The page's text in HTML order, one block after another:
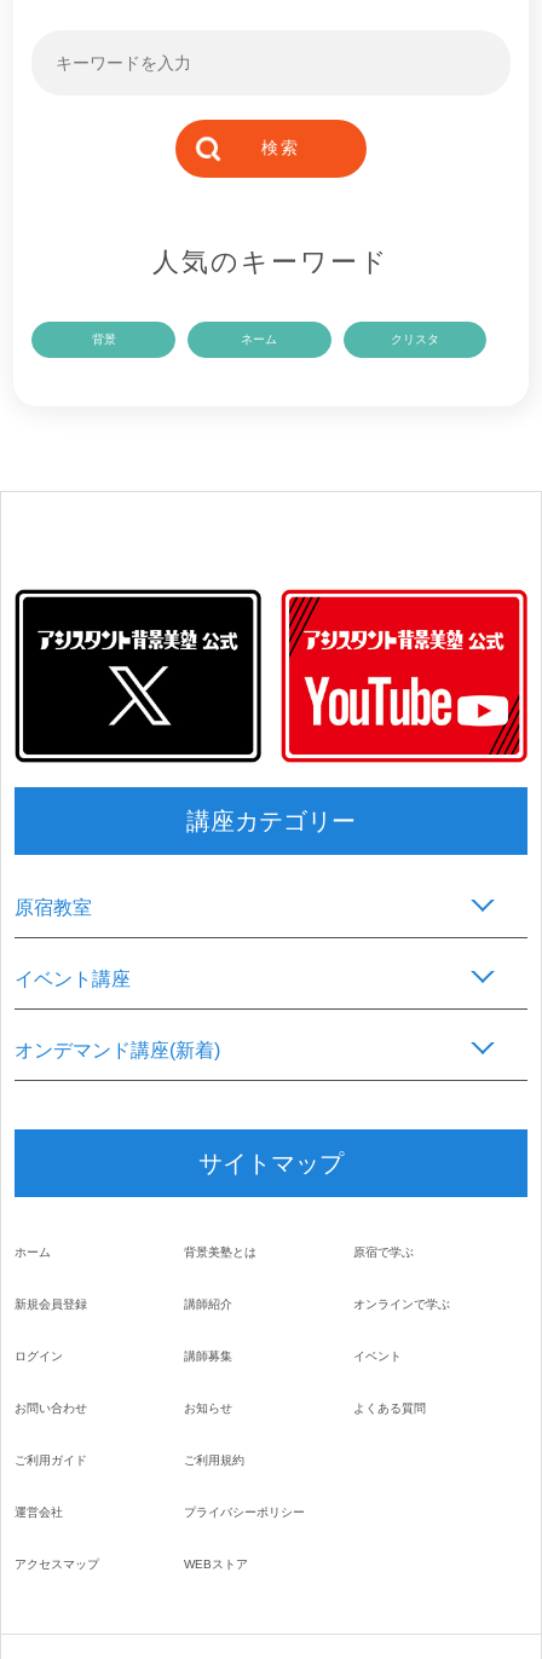
人気のキーワード
背景 ネーム クリスタ
講座カテゴリー
原宿教室
イベント講座
オンデマンド講座(新着)
サイトマップ
ホーム
新規会員登録
ログイン
お問い合わせ
背景美塾とは
講師紹介
講師募集
お知らせ
原宿で学ぶ
オンラインで学ぶ
イベント
よくある質問
ご利用ガイド
運営会社
アクセスマップ
ご利用規約
プライバシーポリシー
WEBストア